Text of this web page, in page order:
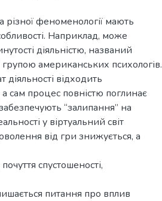
феноменології мають
Наприклад, може
діяльністю, названий
американських психологів.
діяльності відходить
сам процес повністю поглинає
“залипання” на
у віртуальний світ
від гри знижується, а
спустошеності,
питання про вплив